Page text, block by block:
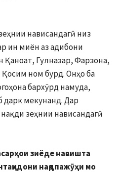
нависандагӣ низ
ин миён аз адибони
Қаноат, Гулназар, Фарзона,
ном бурд. Онҳо ба
бархӯрд намуда,
дарк мекунанд. Дар
зеҳнии нависандагӣ
зиёде навишта
нақдпажӯҳи мо